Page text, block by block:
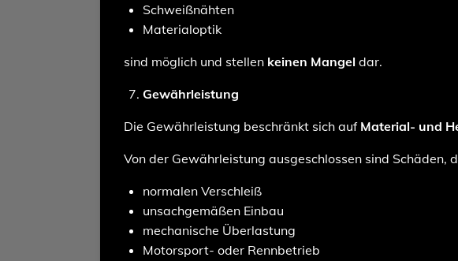
Schweißnähten
Materialoptik
sind möglich und stellen keinen Mangel dar.
Gewährleistung
Die Gewährleistung beschränkt sich auf Material- und
Von der Gewährleistung ausgeschlossen sind Schäden,
normalen Verschleiß
unsachgemäßen Einbau
mechanische Überlastung
Motorsport- oder Rennbetrieb